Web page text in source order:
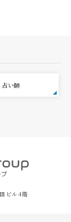
占い師
ビル4階